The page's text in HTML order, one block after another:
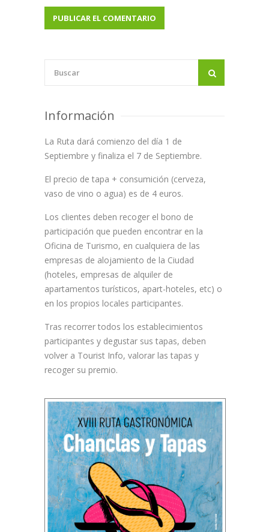
Información
La Ruta dará comienzo del día 1 de
Septiembre y finaliza el 7 de Septiembre.
El precio de tapa + consumición (cerveza,
vaso de vino o agua) es de 4 euros.
Los clientes deben recoger el bono de
participación que pueden encontrar en la
Oficina de Turismo, en cualquiera de las
empresas de alojamiento de la Ciudad
(hoteles, empresas de alquiler de
apartamentos turísticos, apart-hoteles, etc) o
en los propios locales participantes.
Tras recorrer todos los establecimientos
participantes y degustar sus tapas, deben
volver a Tourist Info, valorar las tapas y
recoger su premio.